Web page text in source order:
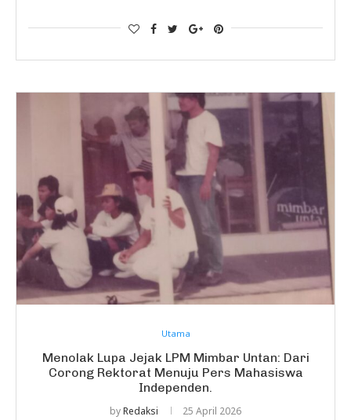
Utama
Menolak Lupa Jejak LPM Mimbar Untan: Dari
Corong Rektorat Menuju Pers Mahasiswa
Independen.
byRedaksi 25 April 2026